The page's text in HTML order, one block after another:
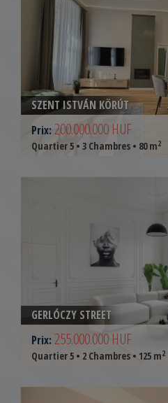
SZENT ISTVÁN KÖRÚT
Prix: 200.000.000 HUF
Quartier 5 • 3 Chambres • 80 m2
GERLÓCZY STREET
Prix: 255.000.000 HUF
Quartier 5 • 2 Chambres • 125 m2